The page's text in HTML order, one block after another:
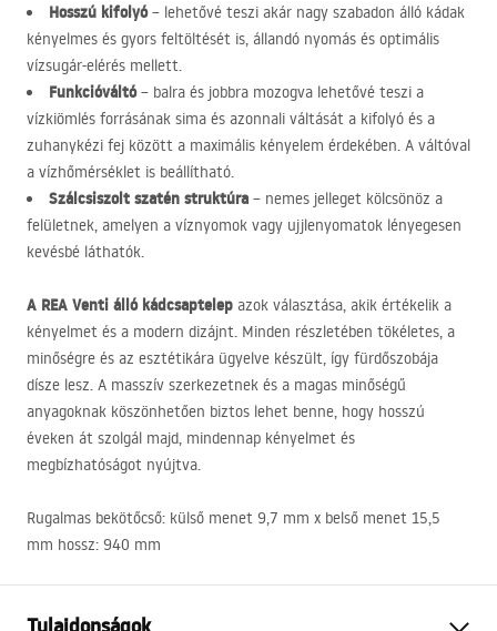
Hosszú kifolyó– lehetővé teszi akár nagy szabadon álló kádak
kényelmes és gyors feltöltését is, állandó nyomás és optimális
vízsugár-elérés mellett.
Funkcióváltó– balra és jobbra mozogva lehetővé teszi a
vízkiömlés forrásának sima és azonnali váltását a kifolyó és a
zuhanykézi fej között a maximális kényelem érdekében. A váltóval
a vízhőmérséklet is beállítható.
Szálcsiszolt szatén struktúra – nemes jelleget kölcsönöz a
felületnek, amelyen a víznyomok vagy ujjlenyomatok lényegesen
kevésbé láthatók.
A REA Venti álló kádcsaptelep azok választása, akik értékelik a
kényelmet és a modern dizájnt. Minden részletében tökéletes, a
minőségre és az esztétikára ügyelve készült, így fürdőszobája
dísze lesz. A masszív szerkezetnek és a magas minőségű
anyagoknak köszönhetően biztos lehet benne, hogy hosszú
éveken át szolgál majd, mindennap kényelmet és
megbízhatóságot nyújtva.
Rugalmas bekötőcső: külső menet 9,7 mm x belső menet 15,5
mm hossz: 940 mm